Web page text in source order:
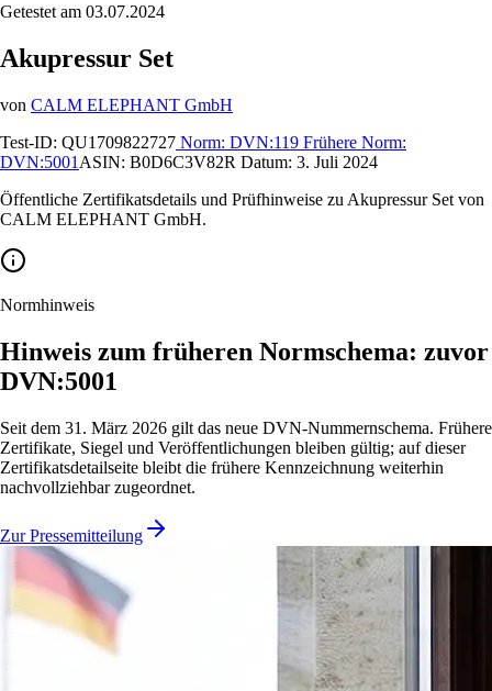
Getestet am 03.07.2024
Akupressur Set
von CALM ELEPHANT GmbH
Test-ID: QU1709822727 Norm: DVN:119 Frühere Norm:
DVN:5001 ASIN: B0D6C3V82R Datum: 3. Juli 2024
Öffentliche Zertifikatsdetails und Prüfhinweise zu Akupressur Set von
CALM ELEPHANT GmbH.
Normhinweis
Hinweis zum früheren Normschema: zuvor
DVN:5001
Seit dem 31. März 2026 gilt das neue DVN-Nummernschema. Frühere
Zertifikate, Siegel und Veröffentlichungen bleiben gültig; auf dieser
Zertifikatsdetailseite bleibt die frühere Kennzeichnung weiterhin
nachvollziehbar zugeordnet.
Zur Pressemitteilung